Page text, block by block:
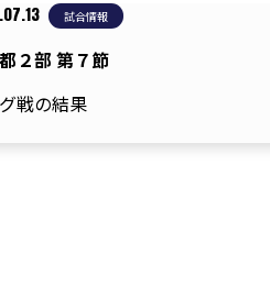
試合情報
２部 第７節
戦の結果